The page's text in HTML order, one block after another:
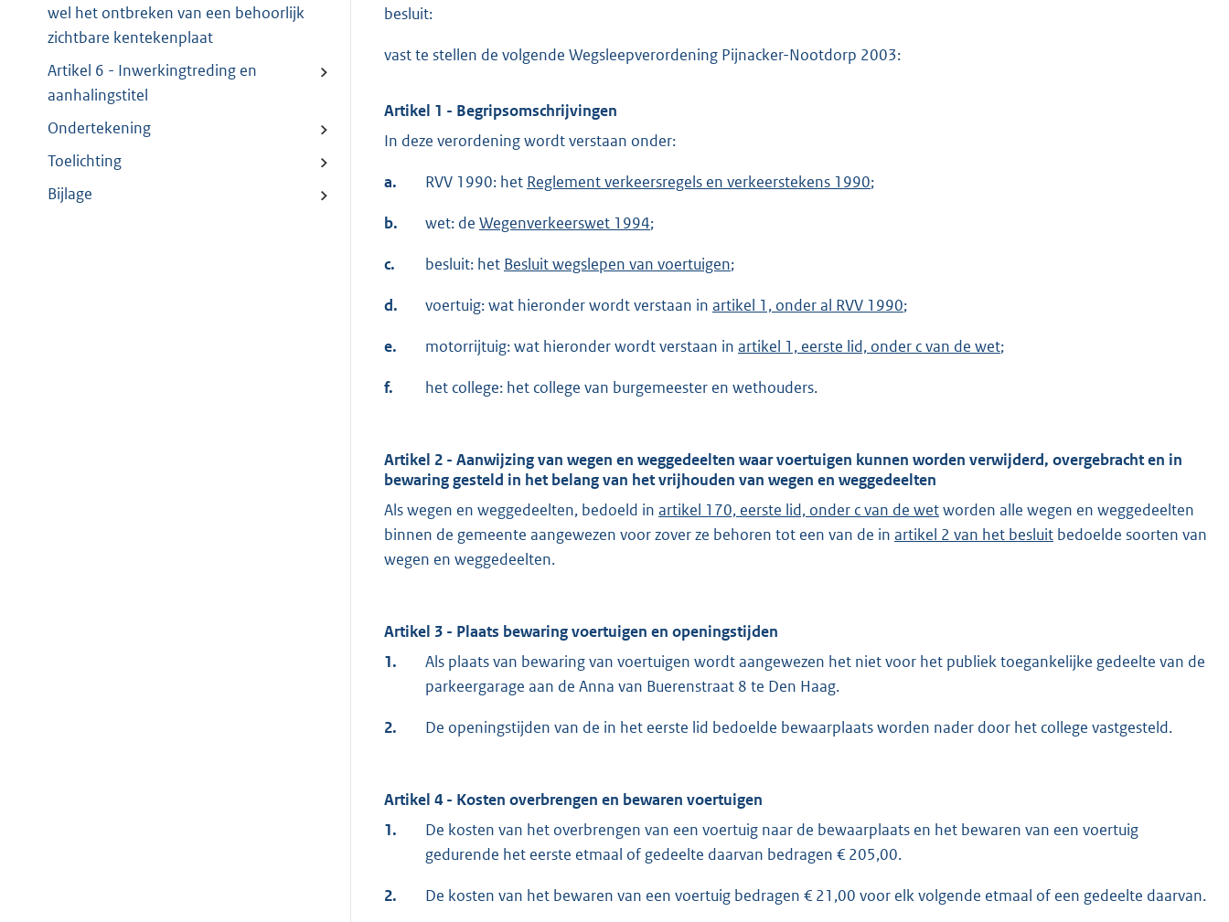
wel het ontbreken van een behoorlijk
zichtbare kentekenplaat
Artikel 6 - Inwerkingtreding en
aanhalingstitel
Ondertekening
Toelichting
Bijlage
besluit:
vast te stellen de volgende Wegsleepverordening Pijnacker-Nootdorp 2003:
Artikel 1 - Begripsomschrijvingen
In deze verordening wordt verstaan onder:
a. RVV 1990: het Reglement verkeersregels en verkeerstekens 1990;
b. wet: de Wegenverkeerswet 1994;
c. besluit: het Besluit wegslepen van voertuigen;
d. voertuig: wat hieronder wordt verstaan in artikel 1, onder al RVV 1990;
e. motorrijtuig: wat hieronder wordt verstaan in artikel 1, eerste lid, onder c van de wet;
f. het college: het college van burgemeester en wethouders.
Artikel 2 - Aanwijzing van wegen en weggedeelten waar voertuigen kunnen worden verwijderd, overgebracht en in
bewaring gesteld in het belang van het vrijhouden van wegen en weggedeelten
Als wegen en weggedeelten, bedoeld in artikel 170, eerste lid, onder c van de wetworden alle wegen en weggedeelten
binnen de gemeente aangewezen voor zover ze behoren tot een van de in artikel 2 van het besluit bedoelde soorten van
wegen en weggedeelten.
Artikel 3 - Plaats bewaring voertuigen en openingstijden
1.
Als plaats van bewaring van voertuigen wordt aangewezen het niet voor het publiek toegankelijke gedeelte van de
parkeergarage aan de Anna van Buerenstraat 8 te Den Haag.
2. De openingstijden van de in het eerste lid bedoelde bewaarplaats worden nader door het college vastgesteld.
Artikel 4 - Kosten overbrengen en bewaren voertuigen
1.
De kosten van het overbrengen van een voertuig naar de bewaarplaats en het bewaren van een voertuig
gedurende het eerste etmaal of gedeelte daarvan bedragen € 205,00.
2. De kosten van het bewaren van een voertuig bedragen € 21,00 voor elk volgende etmaal of een gedeelte daarvan.